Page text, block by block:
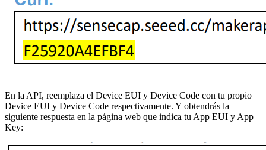
En la API, reemplaza el Device EUI y Device Code con tu propio
Device EUI y Device Code respectivamente. Y obtendrás la
siguiente respuesta en la página web que indica tu App EUI y App
Key: